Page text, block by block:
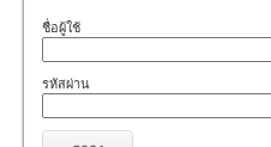
ชื่อผู้ใช้
รหัสผ่าน